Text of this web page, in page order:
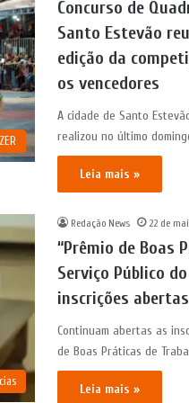
Concurso de
Santo Estevão
edição da
os vencedores
A cidade de Santo
realizou no último
Leia mais »
Redação News 22 de
“Prêmio de Boas
Serviço Público
inscrições
Continuam abertas as
de Boas Práticas de
Leia mais »